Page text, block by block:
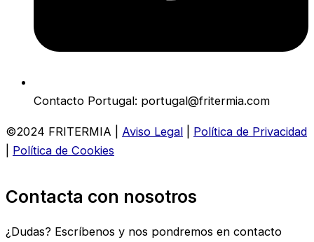
Contacto Portugal: portugal@fritermia.com
©2024 FRITERMIA | Aviso Legal
Política de Privacidad
Política de Cookies
Contacta con nosotros
¿Dudas? Escríbenos y nos pondremos en contacto